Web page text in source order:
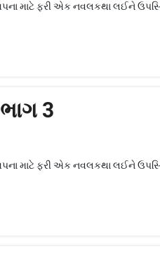
આપના માટે ફરી એક નવલકથા લઈને
3
આપના માટે ફરી એક નવલકથા લઈને